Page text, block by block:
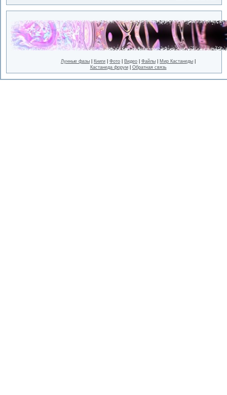
Лунные фазы Книги Фото Видео Файлы Мир Кастанеды
Кастанеда форум| Обратная связь